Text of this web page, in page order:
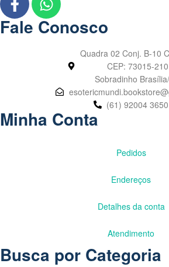
Fale Conosco
Quadra 02 Conj. B-10
CEP: 73015-210
Sobradinho
(61) 92004 3650
Minha Conta
Pedidos
Endereços
Detalhes da conta
Atendimento
Busca por Categoria